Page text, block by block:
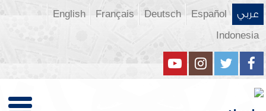
عربي Español
Deutsch
Français
English
Indonesia